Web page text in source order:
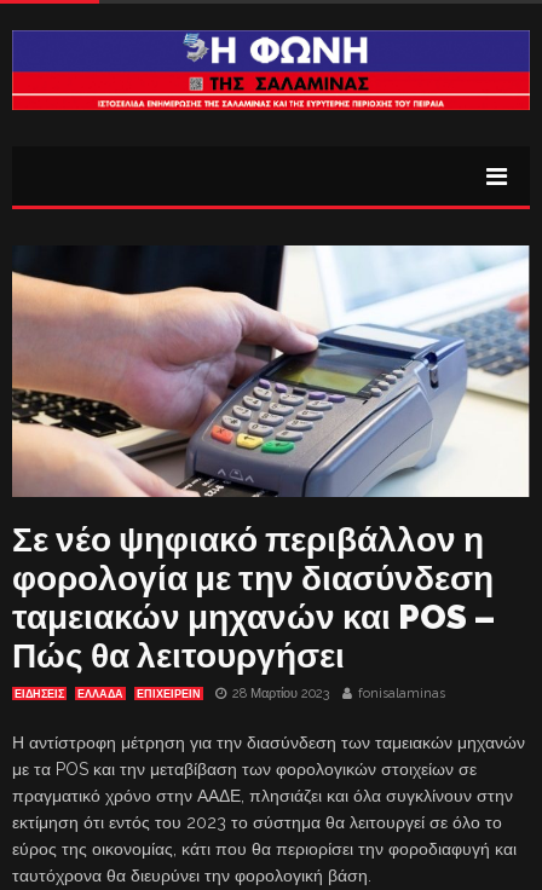
Σε νέο ψηφιακό περιβάλλον η
φορολογία με την διασύνδεση
ταμειακών μηχανών και POS –
Πώς θα λειτουργήσει
ΕΙΔΗΣΕΙΣ ΕΛΛΑΔΑ ΕΠΙΧΕΙΡΕΙΝ 28 Μαρτίου 2023 fonisalaminas
Η αντίστροφη μέτρηση για την διασύνδεση των ταμειακών μηχανών
με τα POS και την μεταβίβαση των φορολογικών στοιχείων σε
πραγματικό χρόνο στην ΑΑΔΕ, πλησιάζει και όλα συγκλίνουν στην
εκτίμηση ότι εντός του 2023 το σύστημα θα λειτουργεί σε όλο το
εύρος της οικονομίας, κάτι που θα περιορίσει την φοροδιαφυγή και
ταυτόχρονα θα διευρύνει την φορολογική βάση.